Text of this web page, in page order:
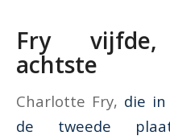
Fry vijfde,
achtste
Charlotte Fry, die in
de tweede